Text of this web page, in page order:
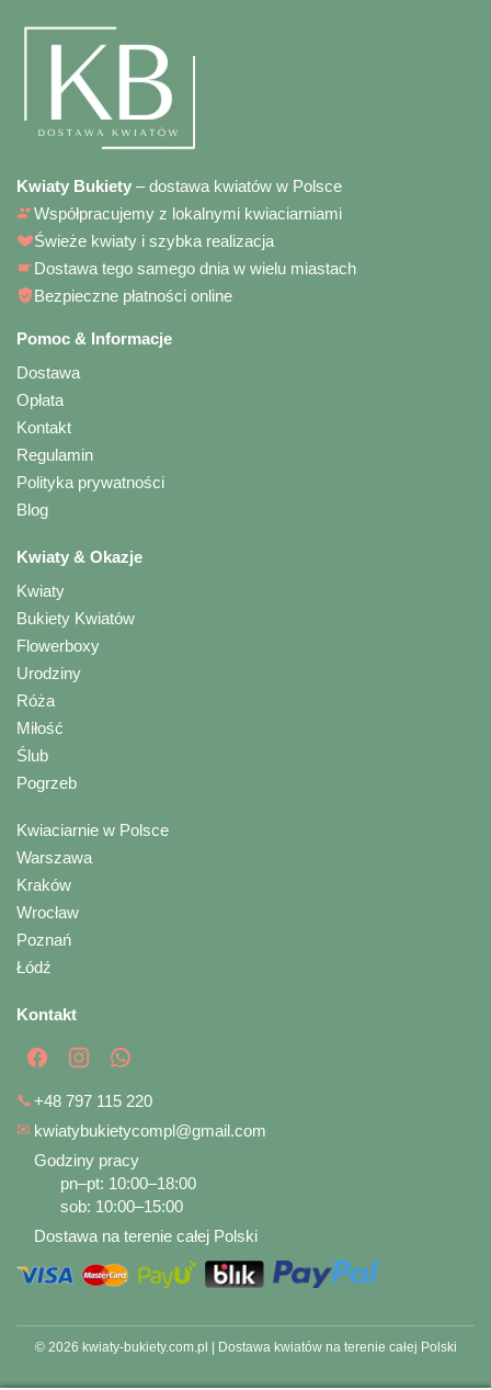
Kwiaty Bukiety – dostawa kwiatów w Polsce
Współpracujemy z lokalnymi kwiaciarniami
Świeże kwiaty i szybka realizacja
Dostawa tego samego dnia w wielu miastach
Bezpieczne płatności online
Pomoc & Informacje
Dostawa
Opłata
Kontakt
Regulamin
Polityka prywatności
Blog
Kwiaty & Okazje
Kwiaty
Bukiety Kwiatów
Flowerboxy
Urodziny
Róża
Miłość
Ślub
Pogrzeb
Kwiaciarnie w Polsce
Warszawa
Kraków
Wrocław
Poznań
Łódź
Kontakt
📞+48 797 115 220
✉ kwiatybukietycompl@gmail.com
Godziny pracy
pn–pt: 10:00–18:00
sob: 10:00–15:00
Dostawa na terenie całej Polski
© 2026 kwiaty-bukiety.com.pl | Dostawa kwiatów na terenie całej Polski